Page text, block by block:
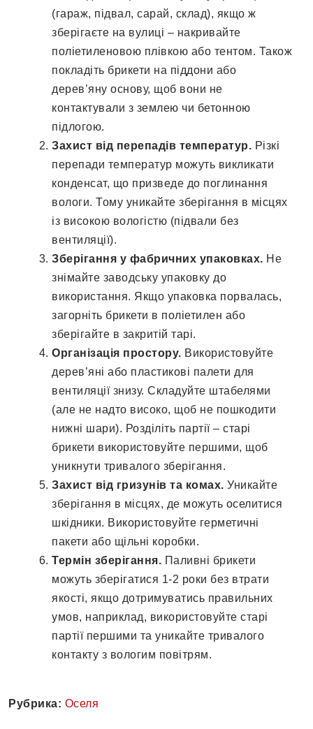
(гараж, підвал, сарай, склад), якщо ж
зберігаєте на вулиці – накривайте
поліетиленовою плівкою або тентом. Також
покладіть брикети на піддони або
дерев’яну основу, щоб вони не
контактували з землею чи бетонною
підлогою.
Захист від перепадів температур. Різкі
перепади температур можуть викликати
конденсат, що призведе до поглинання
вологи. Тому уникайте зберігання в місцях
із високою вологістю (підвали без
вентиляції).
Зберігання у фабричних упаковках. Не
знімайте заводську упаковку до
використання. Якщо упаковка порвалась,
загорніть брикети в поліетилен або
зберігайте в закритій тарі.
Організація простору. Використовуйте
дерев’яні або пластикові палети для
вентиляції знизу. Складуйте штабелями
(але не надто високо, щоб не пошкодити
нижні шари). Розділіть партії – старі
брикети використовуйте першими, щоб
уникнути тривалого зберігання.
Захист від гризунів та комах. Уникайте
зберігання в місцях, де можуть оселитися
шкідники. Використовуйте герметичні
пакети або щільні коробки.
Термін зберігання. Паливні брикети
можуть зберігатися 1-2 роки без втрати
якості, якщо дотримуватись правильних
умов, наприклад, використовуйте старі
партії першими та уникайте тривалого
контакту з вологим повітрям.
Рубрика: Оселя